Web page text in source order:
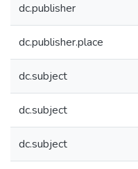
dc.publisher
dc.publisher.place
dc.subject
dc.subject
dc.subject